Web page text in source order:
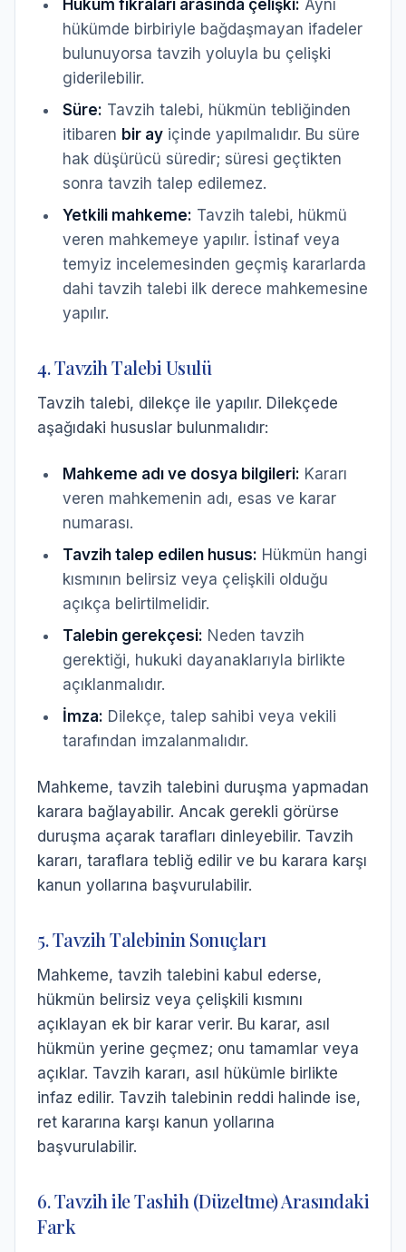
Hüküm fıkraları arasında çelişki: Aynı
hükümde birbiriyle bağdaşmayan ifadeler
bulunuyorsa tavzih yoluyla bu çelişki
giderilebilir.
Süre: Tavzih talebi, hükmün tebliğinden
itibaren bir ay içinde yapılmalıdır. Bu süre
hak düşürücü süredir; süresi geçtikten
sonra tavzih talep edilemez.
Yetkili mahkeme: Tavzih talebi, hükmü
veren mahkemeye yapılır. İstinaf veya
temyiz incelemesinden geçmiş kararlarda
dahi tavzih talebi ilk derece mahkemesine
yapılır.
4. Tavzih Talebi Usulü
Tavzih talebi, dilekçe ile yapılır. Dilekçede
aşağıdaki hususlar bulunmalıdır:
Mahkeme adı ve dosya bilgileri: Kararı
veren mahkemenin adı, esas ve karar
numarası.
Tavzih talep edilen husus: Hükmün hangi
kısmının belirsiz veya çelişkili olduğu
açıkça belirtilmelidir.
Talebin gerekçesi: Neden tavzih
gerektiği, hukuki dayanaklarıyla birlikte
açıklanmalıdır.
İmza: Dilekçe, talep sahibi veya vekili
tarafından imzalanmalıdır.
Mahkeme, tavzih talebini duruşma yapmadan
karara bağlayabilir. Ancak gerekli görürse
duruşma açarak tarafları dinleyebilir. Tavzih
kararı, taraflara tebliğ edilir ve bu karara karşı
kanun yollarına başvurulabilir.
5. Tavzih Talebinin Sonuçları
Mahkeme, tavzih talebini kabul ederse,
hükmün belirsiz veya çelişkili kısmını
açıklayan ek bir karar verir. Bu karar, asıl
hükmün yerine geçmez; onu tamamlar veya
açıklar. Tavzih kararı, asıl hükümle birlikte
infaz edilir. Tavzih talebinin reddi halinde ise,
ret kararına karşı kanun yollarına
başvurulabilir.
6. Tavzih ile Tashih (Düzeltme) Arasındaki
Fark